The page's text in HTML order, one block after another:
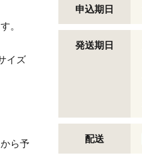
。
イズ
ら予
申込期日
発送期日
配送